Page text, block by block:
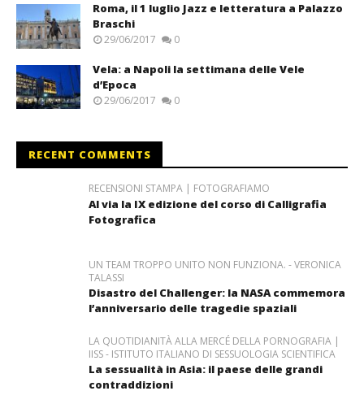
Roma, il 1 luglio Jazz e letteratura a Palazzo
Braschi
29/06/2017 0
Vela: a Napoli la settimana delle Vele
d’Epoca
29/06/2017 0
RECENT COMMENTS
RECENSIONI STAMPA | FOTOGRAFIAMO
Al via la IX edizione del corso di Calligrafia
Fotografica
UN TEAM TROPPO UNITO NON FUNZIONA. - VERONICA
TALASSI
Disastro del Challenger: la NASA commemora
l’anniversario delle tragedie spaziali
LA QUOTIDIANITÀ ALLA MERCÉ DELLA PORNOGRAFIA |
IISS - ISTITUTO ITALIANO DI SESSUOLOGIA SCIENTIFICA
La sessualità in Asia: il paese delle grandi
contraddizioni